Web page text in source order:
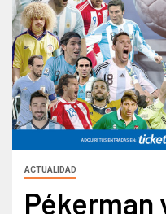
ACTUALIDAD
Pékerman